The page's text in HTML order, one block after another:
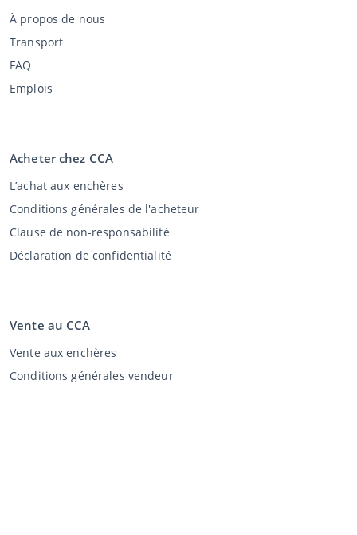
À propos de nous
Transport
FAQ
Emplois
Acheter chez CCA
L’achat aux enchères
Conditions générales de l'acheteur
Clause de non-responsabilité
Déclaration de confidentialité
Vente au CCA
Vente aux enchères
Conditions générales vendeur